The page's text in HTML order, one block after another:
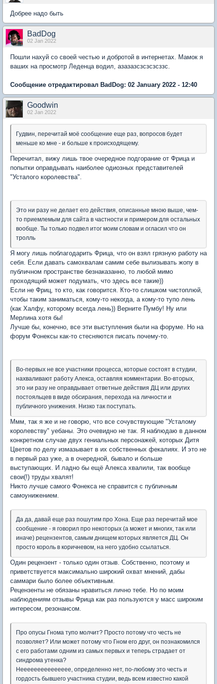
Добрее надо быть
BadDog
02 Jan 2022
Пошли нахуй со своей честью и добротой в интернетах. Мамок я
ваших на просмотр Леденца водил, азазазсзсзсзсззс.
Сообщение отредактировал BadDog: 02 January 2022 - 12:40
Goodwin
02 Jan 2022
Гудвин, перечитай моё сообщение еще раз, вопросов будет
меньше ко мне - и больше к происходящему.
Перечитал, вижу лишь твое очередное подгорание от Фрица и
попытки оправдывать наиболее одиозных представителей
"Усталого королевства".
Это ни разу не делает его действия, описанные мною выше, чем-
то приемлемым для сайта в частности и примером для остальных
вообще. Ты только подвел итог моим словам и огласил что он
тролль
Я могу лишь поблагодарить Фрица, что он взял грязную работу на
себя. Если давать самохвалам самим себе вылизывать жопу в
публичном пространстве безнаказанно, то любой мимо
проходящий может подумать, что здесь все такие))
Если не Фриц, то кто, как говорится. Кто-то слишком чистоплюй,
чтобы таким заниматься, кому-то некогда, а кому-то тупо лень
(как Халфу, которому всегда лень)) Верните Пумбу! Ну или
Мерлина хотя бы!
Лучше бы, конечно, все эти выступления были на форуме. Но на
форум Фонексы как-то стесняются писать почему-то.
Во-первых не все участники процесса, которые состоят в студии,
нахваливают работу Алекса, оставляя комментарии. Во-вторых,
это ни разу не оправдывает ответные действия ДЦ или других
постояльцев в виде обсирания, перехода на личности и
публичного унижения. Низко так поступать.
Ммм, так я же и не говорю, что все сочувствующие "Усталому
королевству" уебаны. Это очевидно не так. Я наблюдаю в данном
конкретном случае двух гениальных персонажей, которых Дитя
Цветов по делу измазывает в их собственных фекалиях. И это не
в первый раз уже, а в очередной, бывало и больше
выступающих. И ладно бы ещё Алекса хвалили, так вообще
свои(!) труды хвалят!
Никто лучше самого Фонекса не справится с публичным
самоунижением.
Да да, давай еще раз пошутим про Хона. Еще раз перечитай мое
сообщение - я говорил про некоторых (а может и многих, так или
иначе) рецензентов, самым днищем которых является ДЦ. Он
просто король в коричневом, на него удобно ссылаться.
Один рецензент - только один отзыв. Собственно, поэтому и
приветствуется максимально широкий охват мнений, дабы
саммари было более объективным.
Рецензенты не обязаны нравиться лично тебе. Но по моим
наблюдениям отзывы Фрица как раз пользуются у масс широким
интересом, резонансом.
Про опусы Гнома тупо молчит? Просто потому что честь не
позволяет? Или может потому что Гном его друг, он познакомился
с его работами одним из самых первых и теперь страдает от
синдрома утенка?
Неееееееееееееее, определенно нет, по-любому это честь и
гордость бывшего участника студии, ведь всем известно какой